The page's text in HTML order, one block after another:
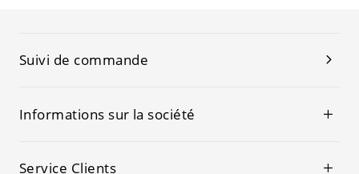
Suivi de commande
Informations sur la société
Service Clients